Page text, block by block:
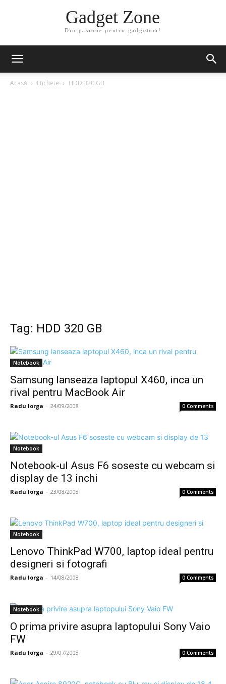
Gadget Zone
Din pasiune pentru gadgeturi!
Acasă Etichete HDD 320 GB
Tag: HDD 320 GB
Notebook
Samsung lanseaza laptopul X460, inca un
rival pentru MacBook Air
Radu Iorga - 24/09/2008 0 Comments
Notebook
Notebook-ul Asus F6 soseste cu webcam si
display de 13 inchi
Radu Iorga - 23/08/2008 0 Comments
Notebook
Lenovo ThinkPad W700, laptop ideal pentru
designeri si fotografi
Radu Iorga - 14/08/2008 0 Comments
Notebook
O prima privire asupra laptopului Sony Vaio
FW
Radu Iorga - 29/07/2008 0 Comments